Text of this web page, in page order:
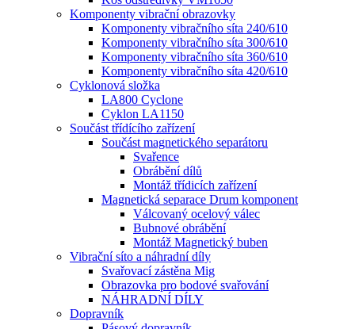
Komponenty vibrační obrazovky
Komponenty vibračního síta 240/610
Komponenty vibračního síta 300/610
Komponenty vibračního síta 360/610
Komponenty vibračního síta 420/610
Cyklonová složka
LA800 Cyclone
Cyklon LA1150
Součást třídícího zařízení
Součást magnetického separátoru
Svařence
Obrábění dílů
Montáž třídicích zařízení
Magnetická separace Drum komponent
Válcovaný ocelový válec
Bubnové obrábění
Montáž Magnetický buben
Vibrační síto a náhradní díly
Svařovací zástěna Mig
Obrazovka pro bodové svařování
NÁHRADNÍ DÍLY
Dopravník